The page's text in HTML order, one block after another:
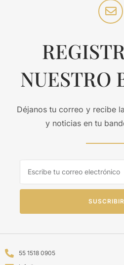
NUESTRO
Déjanos tu correo y recibe
y noticias en tu
55 1518 0905